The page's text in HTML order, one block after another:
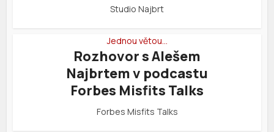
Studio Najbrt
Jednou větou…
Rozhovor s Alešem
Najbrtem v podcastu
Forbes Misfits Talks
Forbes Misfits Talks